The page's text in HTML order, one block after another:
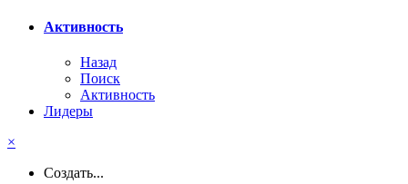
Активность
Назад
Поиск
Активность
Лидеры
×
Создать...